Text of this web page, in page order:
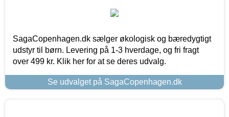
SagaCopenhagen.dk sælger økologisk og bæredygtigt
udstyr til børn. Levering på 1-3 hverdage, og fri fragt
over 499 kr. Klik her for at se deres udvalg.
Se udvalget på SagaCopenhagen.dk